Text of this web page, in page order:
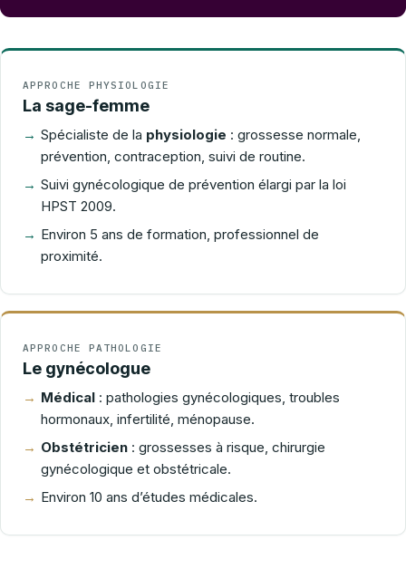
APPROCHE PHYSIOLOGIE
La sage-femme
Spécialiste de la physiologie : grossesse normale,
prévention, contraception, suivi de routine.
Suivi gynécologique de prévention élargi par la loi
HPST 2009.
Environ 5 ans de formation, professionnel de
proximité.
APPROCHE PATHOLOGIE
Le gynécologue
Médical : pathologies gynécologiques, troubles
hormonaux, infertilité, ménopause.
Obstétricien : grossesses à risque, chirurgie
gynécologique et obstétricale.
Environ 10 ans d’études médicales.